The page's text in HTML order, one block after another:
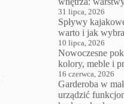
31 lipca, 2026
Spływy
warto i jak
10 lipca, 2026
Nowoczesne
kolory, meble i
16 czerwca, 2026
Garderoba w
urządzić